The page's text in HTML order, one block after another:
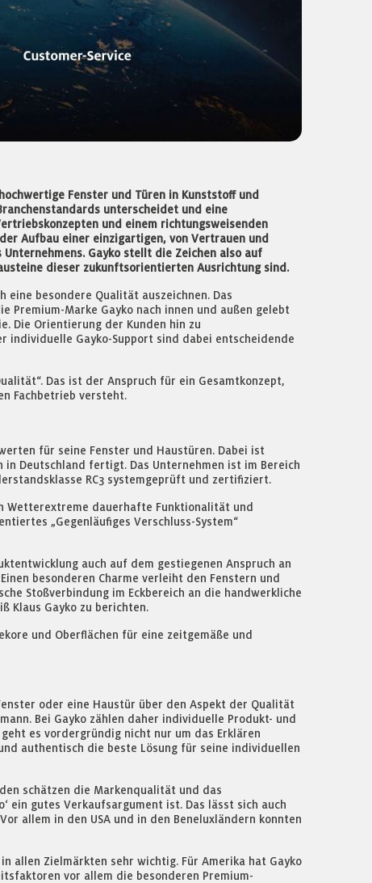
Fenster und Türen in Kunststoff und
unterscheidet und eine
und einem richtungsweisenden
Aufbau einer einzigartigen, von Vertrauen und
Gayko stellt die Zeichen also auf
dieser zukunftsorientierten Ausrichtung sind.
besondere Qualität auszeichnen. Das
Premium-Marke Gayko nach innen und außen gelebt
Die Orientierung der Kunden hin zu
individuelle Gayko-Support sind dabei entscheidende
Das ist der Anspruch für ein Gesamtkonzept,
Fachbetrieb versteht.
für seine Fenster und Haustüren. Dabei ist
in Deutschland fertigt. Das Unternehmen ist im Bereich
RC3 systemgeprüft und zertifiziert.
Wetterextreme dauerhafte Funktionalität und
„Gegenläufiges Verschluss-System“
auch auf dem gestiegenen Anspruch an
besonderen Charme verleiht den Fenstern und
Stoßverbindung im Eckbereich an die handwerkliche
Klaus Gayko zu berichten.
und Oberflächen für eine zeitgemäße und
oder eine Haustür über den Aspekt der Qualität
Bei Gayko zählen daher individuelle Produkt- und
es vordergründig nicht nur um das Erklären
authentisch die beste Lösung für seine individuellen
schätzen die Markenqualität und das
ein gutes Verkaufsargument ist. Das lässt sich auch
allem in den USA und in den Beneluxländern konnten
allen Zielmärkten sehr wichtig. Für Amerika hat Gayko
vor allem die besonderen Premium-